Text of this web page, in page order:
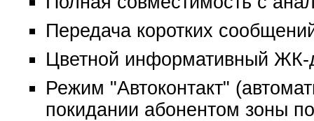
Передача коротких
Цветной информативный ЖК-
Режим "Автоконтакт"
покидании абонентом зоны